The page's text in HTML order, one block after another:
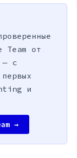
Team от
— с
и
→